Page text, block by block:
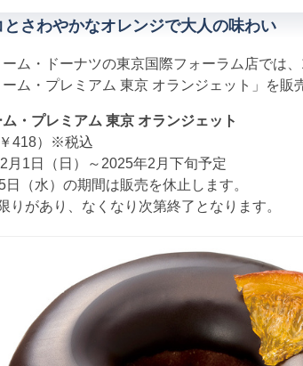
とさわやかなオレンジで大人の味わい
ム・ドーナツの東京国際フォーラム店では
ーム・プレミアム 東京 オランジェット」を販
・プレミアム 東京 オランジェット
418）※税込
月1日（日）～2025年2月下旬予定
（水）の期間は販売を休止します。
があり、なくなり次第終了となります。